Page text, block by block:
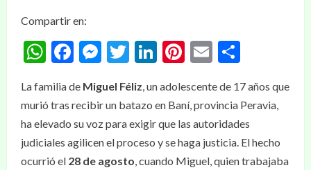
Compartir en:
WhatsApp
Facebook
Messenger
Twitter
LinkedIn
Pinterest
Email
La familia de Miguel Féliz, un adolescente de 17 años que
murió tras recibir un batazo en Baní, provincia Peravia,
ha elevado su voz para exigir que las autoridades
judiciales agilicen el proceso y se haga justicia. El hecho
ocurrió el 28 de agosto, cuando Miguel, quien trabajaba